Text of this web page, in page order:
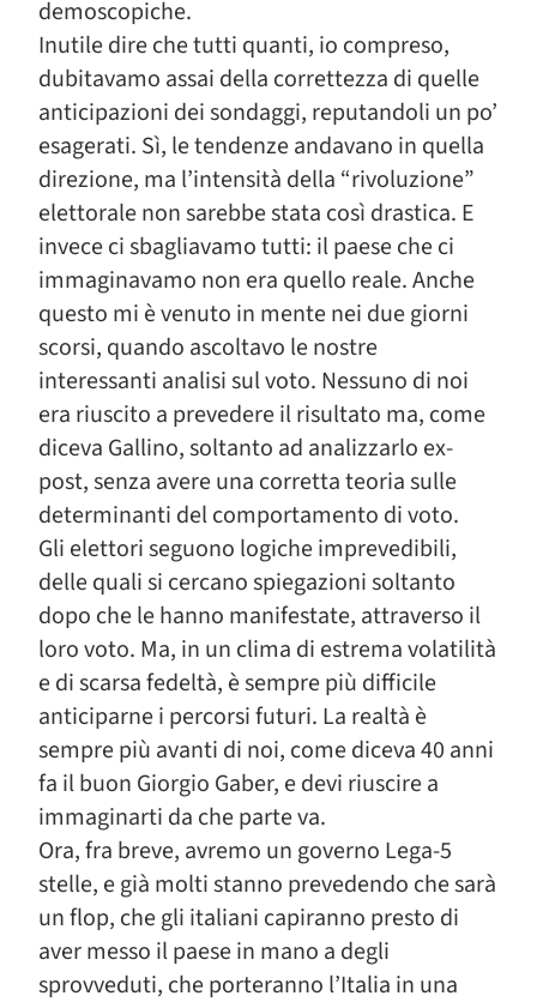
demoscopiche.
Inutile dire che tutti quanti, io compreso,
dubitavamo assai della correttezza di quelle
anticipazioni dei sondaggi, reputandoli un po’
esagerati. Sì, le tendenze andavano in quella
direzione, ma l’intensità della “rivoluzione”
elettorale non sarebbe stata così drastica. E
invece ci sbagliavamo tutti: il paese che ci
immaginavamo non era quello reale. Anche
questo mi è venuto in mente nei due giorni
scorsi, quando ascoltavo le nostre
interessanti analisi sul voto. Nessuno di noi
era riuscito a prevedere il risultato ma, come
diceva Gallino, soltanto ad analizzarlo ex-
post, senza avere una corretta teoria sulle
determinanti del comportamento di voto.
Gli elettori seguono logiche imprevedibili,
delle quali si cercano spiegazioni soltanto
dopo che le hanno manifestate, attraverso il
loro voto. Ma, in un clima di estrema volatilità
e di scarsa fedeltà, è sempre più difficile
anticiparne i percorsi futuri. La realtà è
sempre più avanti di noi, come diceva 40 anni
fa il buon Giorgio Gaber, e devi riuscire a
immaginarti da che parte va.
Ora, fra breve, avremo un governo Lega-5
stelle, e già molti stanno prevedendo che sarà
un flop, che gli italiani capiranno presto di
aver messo il paese in mano a degli
sprovveduti, che porteranno l’Italia in una